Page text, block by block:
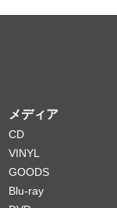
メディア
CD
VINYL
GOODS
Blu-ray